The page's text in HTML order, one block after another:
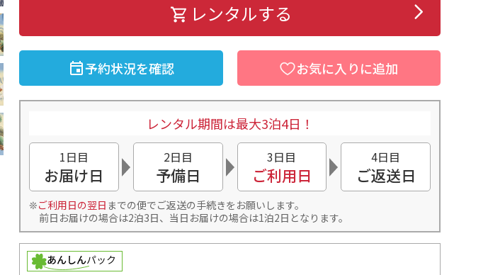
レンタルする
予約状況を確認 お気に入りに追加
レンタル期間は最大3泊4日！
1日目
お届け日
2日目
予備日
3日目
ご利用日
4日目
ご返送日
ご利用日の翌日 までの便でご返送の手続きをお願いします。
前日お届けの場合は2泊3日、当日お届けの場合は1泊2日となります。